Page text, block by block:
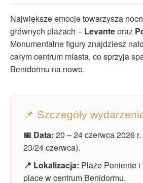
Największe emocje towarzyszą
głównych plażach – Levanteoraz
Monumentalne figury znajdziesz
całym centrum miasta, co sprzyja
Benidormu na nowo.
📌 Szczegóły
📅 Data: 20 – 24 czerwca 2026
23/24 czerwca).
📍 Lokalizacja: Plaże Poniente
place w centrum Benidormu.